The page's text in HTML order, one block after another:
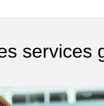
services